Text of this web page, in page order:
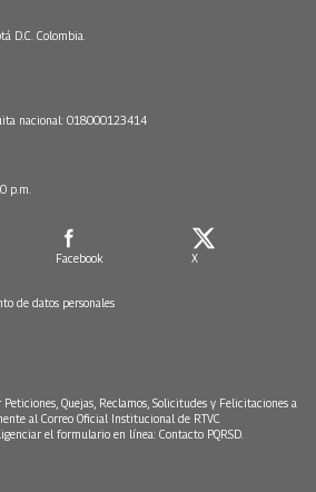
D.C. Colombia.
nacional: 018000123414
p.m.
Facebook X
de datos personales
Quejas, Reclamos, Solicitudes y Felicitaciones a
al Correo Oficial Institucional de RTVC
el formulario en línea: Contacto PQRSD.